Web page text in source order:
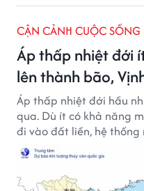
CẬN CẢNH CUỘC SỐNG
Áp thấp nhiệt đới
lên thành bão,
Áp thấp nhiệt đới hầu
qua. Dù ít có khả năng
đi vào đất liền, hệ thống
lớn trên nhiều vùng biển.